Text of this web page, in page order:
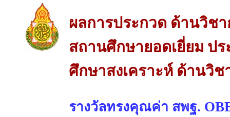
ผลการประกวด ด้านวิชา
สถานศึกษายอดเยี่ยม ปร
ศึกษาสงเคราะห์ ด้านวิช
รางวัลทรงคุณค่า สพฐ.